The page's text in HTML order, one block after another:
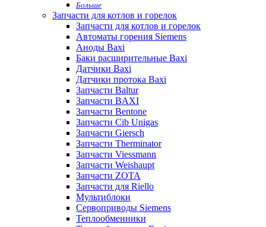
Больше
Запчасти для котлов и горелок
Запчасти для котлов и горелок
Автоматы горения Siemens
Аноды Baxi
Баки расширительные Baxi
Датчики Baxi
Датчики протока Baxi
Запчасти Baltur
Запчасти BAXI
Запчасти Bentone
Запчасти Cib Unigas
Запчасти Giersch
Запчасти Therminator
Запчасти Viessmann
Запчасти Weishaupt
Запчасти ZOTA
Запчасти для Riello
Мультиблоки
Сервоприводы Siemens
Теплообменники